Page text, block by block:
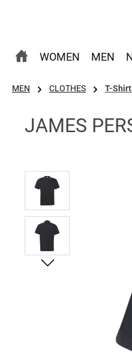
WOMEN MEN
MEN CLOTHES T-
JAMES
Bildergalerie überspringen